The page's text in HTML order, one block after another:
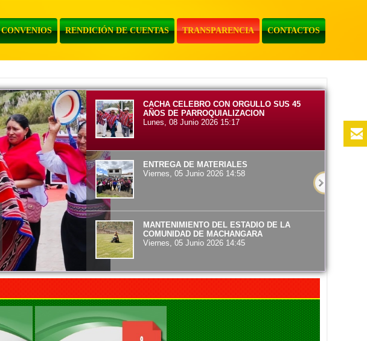
CONVENIOS RENDICIÓN DE CUENTAS TRANSPARENCIA CONTACTOS
CACHA CELEBRO CON ORGULLO SUS 45
AÑOS DE PARROQUIALIZACION
Lunes, 08 Junio 2026 15:17
ENTREGA DE MATERIALES
Viernes, 05 Junio 2026 14:58
MANTENIMIENTO DEL ESTADIO DE LA
COMUNIDAD DE MACHANGARA
Viernes, 05 Junio 2026 14:45